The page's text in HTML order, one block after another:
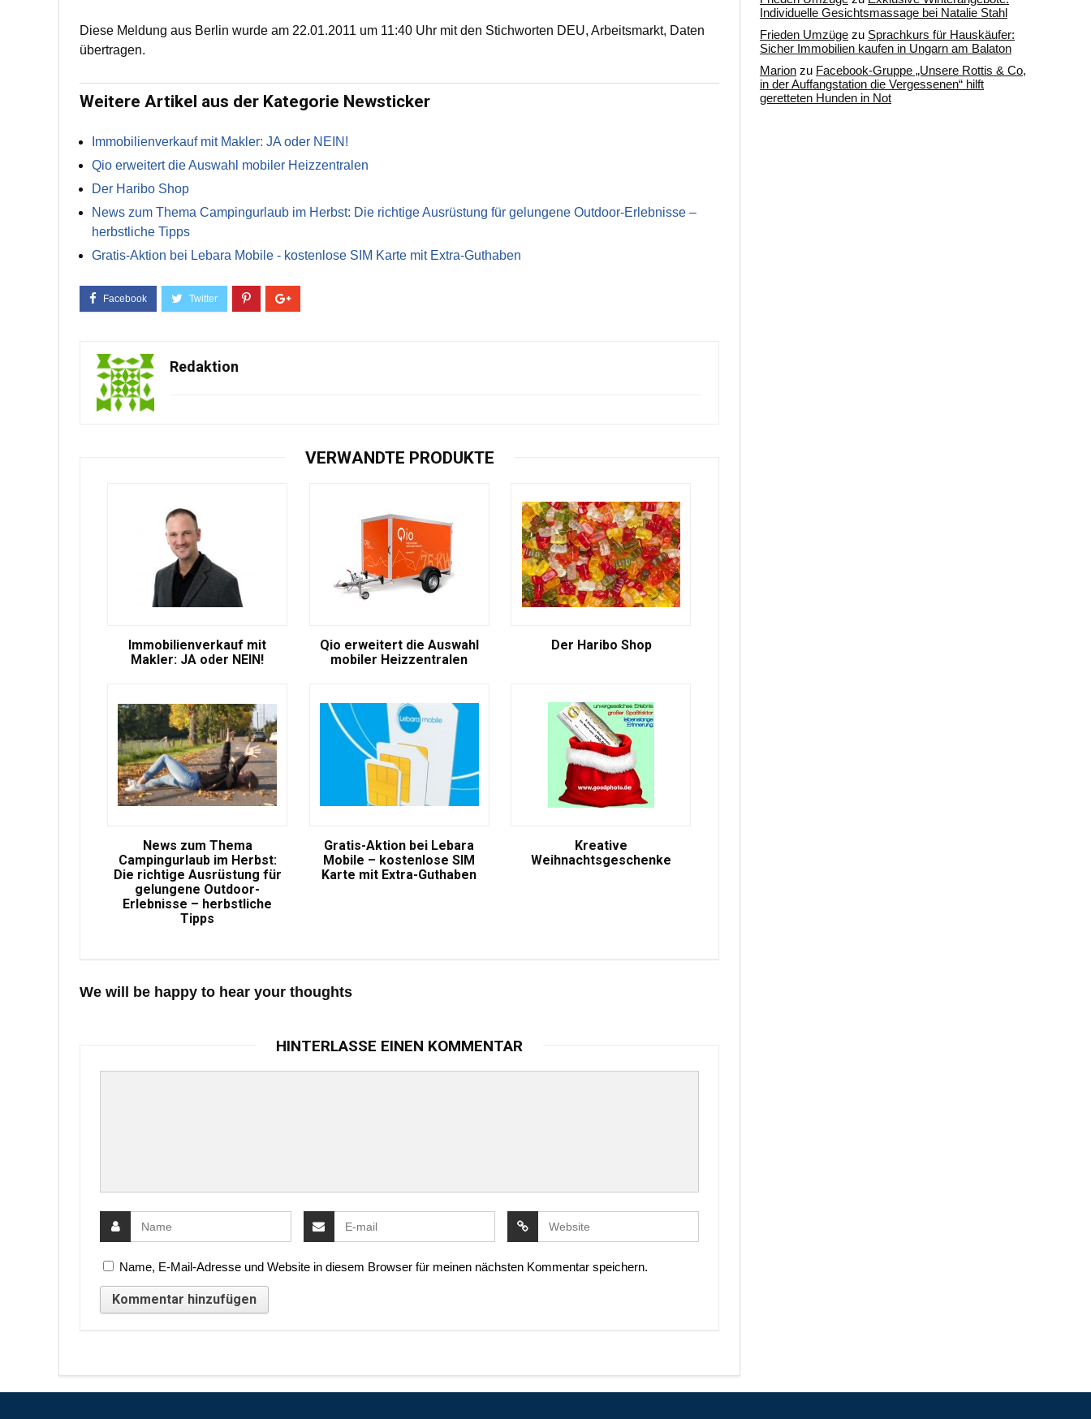
Diese Meldung aus Berlin wurde am 22.01.2011 um 11:40 Uhr mit den Stichworten DEU, Arbeitsmarkt, Daten
übertragen.
Weitere Artikel aus der Kategorie Newsticker
Immobilienverkauf mit Makler: JA oder NEIN!
Qio erweitert die Auswahl mobiler Heizzentralen
Der Haribo Shop
News zum Thema Campingurlaub im Herbst: Die richtige Ausrüstung für gelungene Outdoor-Erlebnisse –
herbstliche Tipps
Gratis-Aktion bei Lebara Mobile - kostenlose SIM Karte mit Extra-Guthaben
Redaktion
VERWANDTE PRODUKTE
Immobilienverkauf mit
Makler: JA oder NEIN!
Qio erweitert die Auswahl
mobiler Heizzentralen
Der Haribo Shop
News zum Thema
Campingurlaub im Herbst:
Die richtige Ausrüstung für
gelungene Outdoor-
Erlebnisse – herbstliche
Tipps
Gratis-Aktion bei Lebara
Mobile – kostenlose SIM
Karte mit Extra-Guthaben
Kreative
Weihnachtsgeschenke
We will be happy to hear your thoughts
HINTERLASSE EINEN KOMMENTAR
Name, E-Mail-Adresse und Website in diesem Browser für meinen nächsten Kommentar speichern.
Individuelle Gesichtsmassage bei Natalie Stahl
Frieden Umzüge zu Sprachkurs für Hauskäufer:
Sicher Immobilien kaufen in Ungarn am Balaton
Marion zu Facebook-Gruppe „Unsere Rottis & Co,
in der Auffangstation die Vergessenen“ hilft
geretteten Hunden in Not